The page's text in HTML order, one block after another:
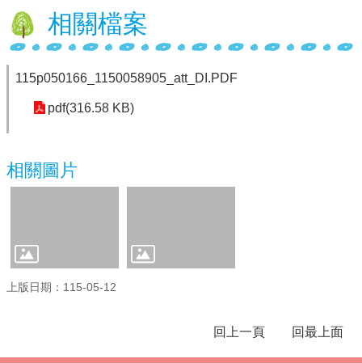
學
校
關
縣
區
Version
相關檔案
115p050166_1150058905_att_DI.PDF
pdf(316.58 KB)
相關圖片
上版日期：115-05-12
回上一頁 回最上面